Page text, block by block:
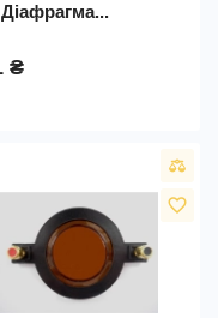
₴
favorite_border